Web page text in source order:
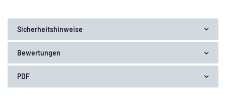
Sicherheitshinweise
Bewertungen
PDF